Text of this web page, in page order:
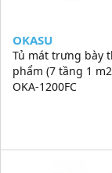
OKASU
Tủ mát trưng bày
phẩm (7 tầng 1
OKA-1200FC